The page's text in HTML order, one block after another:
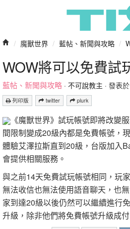
/ 魔獸世界 / 藍帖、新聞與攻略 /
WOW將可以免費試
藍帖、新聞與攻略 · 不可說教主 · 發表
列印版 twitter plurk
《魔獸世界》試玩帳號即將改變
間限制變成20級內都是免費帳號，
體驗艾澤拉斯直到20級，台版加入
會提供相關服務。
與之前14天免費試玩帳號相同，玩
無法收信也無法使用語音聊天，也
家到達20級以後仍然可以繼續進行
升級，除非他們將免費帳號升級成